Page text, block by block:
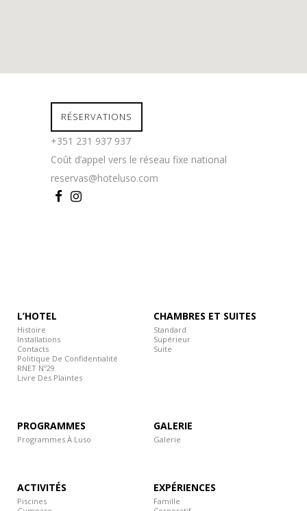
RÉSERVATIONS
+351 231 937 937
Coût d’appel vers le réseau fixe national
reservas@hoteluso.com
L’HOTEL
Histoire
Installations
Contacts
Politique De Confidentialité
RNET Nº29
Livre Des Plaintes
CHAMBRES ET SUITES
Standard
Supérieur
Suite
PROGRAMMES
Programmes À Luso
GALERIE
Galerie
ACTIVITÉS
Piscines
EXPÉRIENCES
Famille